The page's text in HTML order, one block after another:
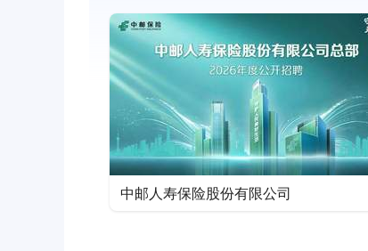
房地产/建筑
采购/贸易
物流/仓储/司机
中邮人寿保险股份有限公司